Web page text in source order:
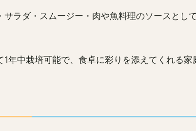
ラダ・スムージー・肉や魚料理のソースとして
年中栽培可能で、食卓に彩りを添えてくれる家